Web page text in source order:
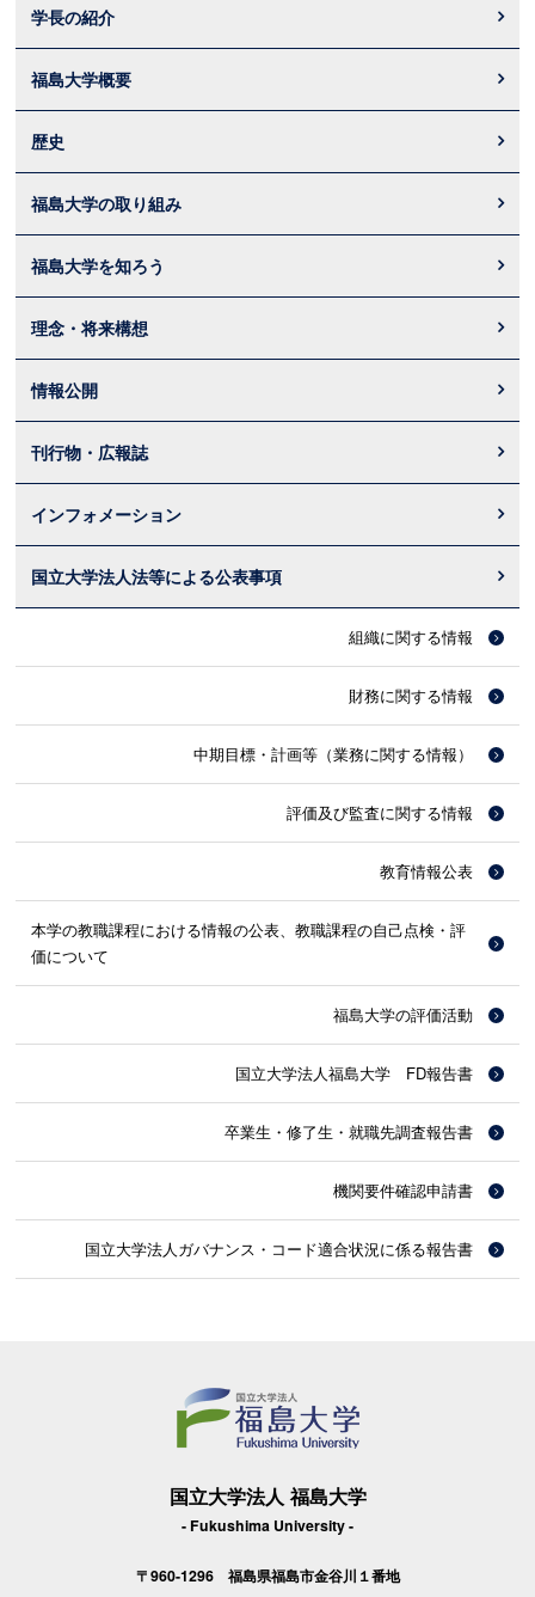
学長の紹介
福島大学概要
歴史
福島大学の取り組み
福島大学を知ろう
理念・将来構想
情報公開
刊行物・広報誌
インフォメーション
国立大学法人法等による公表事項
組織に関する情報
財務に関する情報
中期目標・計画等（業務に関する情報）
評価及び監査に関する情報
教育情報公表
本学の教職課程における情報の公表、教職課程の自己点検・評
価について
福島大学の評価活動
国立大学法人福島大学 FD報告書
卒業生・修了生・就職先調査報告書
機関要件確認申請書
国立大学法人ガバナンス・コード適合状況に係る報告書
国立大学法人 福島大学
- Fukushima University -
〒960-1296 福島県福島市金谷川１番地